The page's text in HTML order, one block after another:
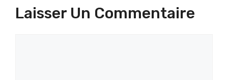
Laisser Un Commentaire